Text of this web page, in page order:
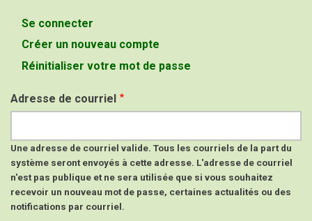
Onglets
principaux
Se connecter
Créer un nouveau compte
actif)
Réinitialiser votre mot de passe
Adresse de courriel
Une adresse de courriel valide. Tous les courriels de la part du
système seront envoyés à cette adresse. L'adresse de courriel
n'est pas publique et ne sera utilisée que si vous souhaitez
recevoir un nouveau mot de passe, certaines actualités ou des
notifications par courriel.